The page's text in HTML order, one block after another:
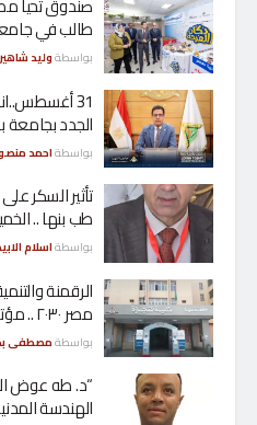
طالب في
بواسطةوليد
31
الجدد بجامعة
بواسطةاحمد
تأثير السكر
طب بنها ..
بواسطةاسلام
الرقمنة
مصر ٢٠٣٠ .. مؤتمر علمى بجامعة بنها
بواسطةمصطفى
الهندسة